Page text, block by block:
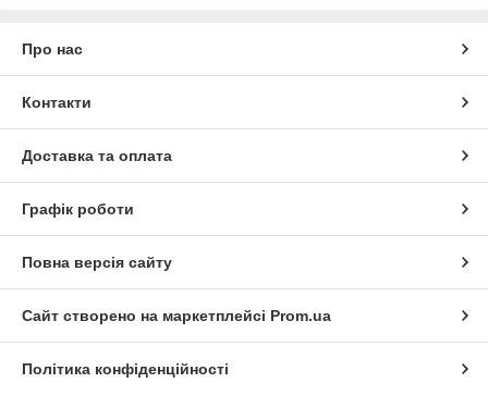
Про нас
Контакти
Доставка та оплата
Графік роботи
Повна версія сайту
Сайт створено на маркетплейсі Prom.ua
Політика конфіденційності